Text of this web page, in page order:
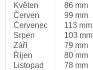
Květen
Červen
Červenec
Srpen
Září
Říjen
Listopad
86 mm
99 mm
113 mm
103 mm
79 mm
80 mm
78 mm